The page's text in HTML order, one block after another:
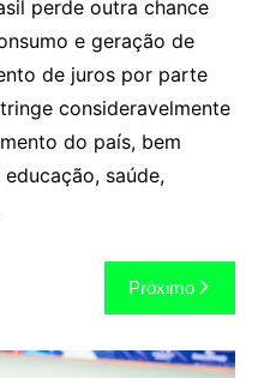
perde outra chance
e geração de
de juros por parte
consideravelmente
do país, bem
saúde,
Próximo